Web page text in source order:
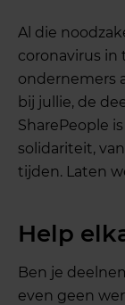
Al die
coronavirus in
ondernemers
bij jullie, de
SharePeople
solidariteit,
tijden. Laten
Help
Ben je
even geen